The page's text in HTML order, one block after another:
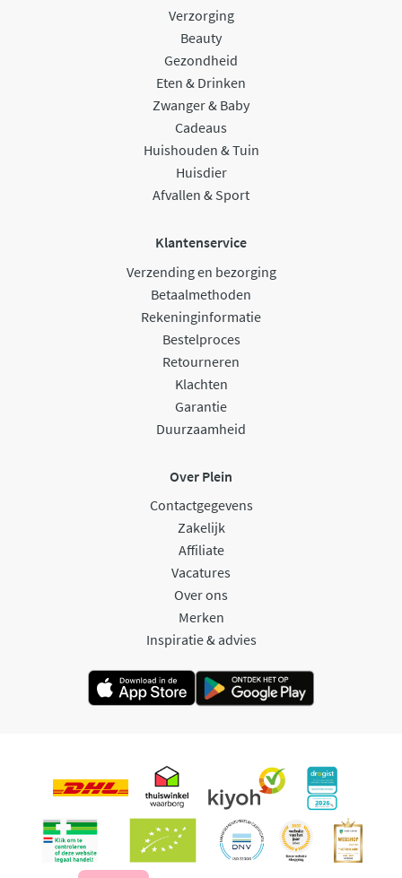
Verzorging
Beauty
Gezondheid
Eten & Drinken
Zwanger & Baby
Cadeaus
Huishouden & Tuin
Huisdier
Afvallen & Sport
Klantenservice
Verzending en bezorging
Betaalmethoden
Rekeninginformatie
Bestelproces
Retourneren
Klachten
Garantie
Duurzaamheid
Over Plein
Contactgegevens
Zakelijk
Affiliate
Vacatures
Over ons
Merken
Inspiratie & advies